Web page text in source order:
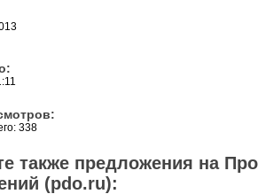
338
также предложения на
(pdo.ru):